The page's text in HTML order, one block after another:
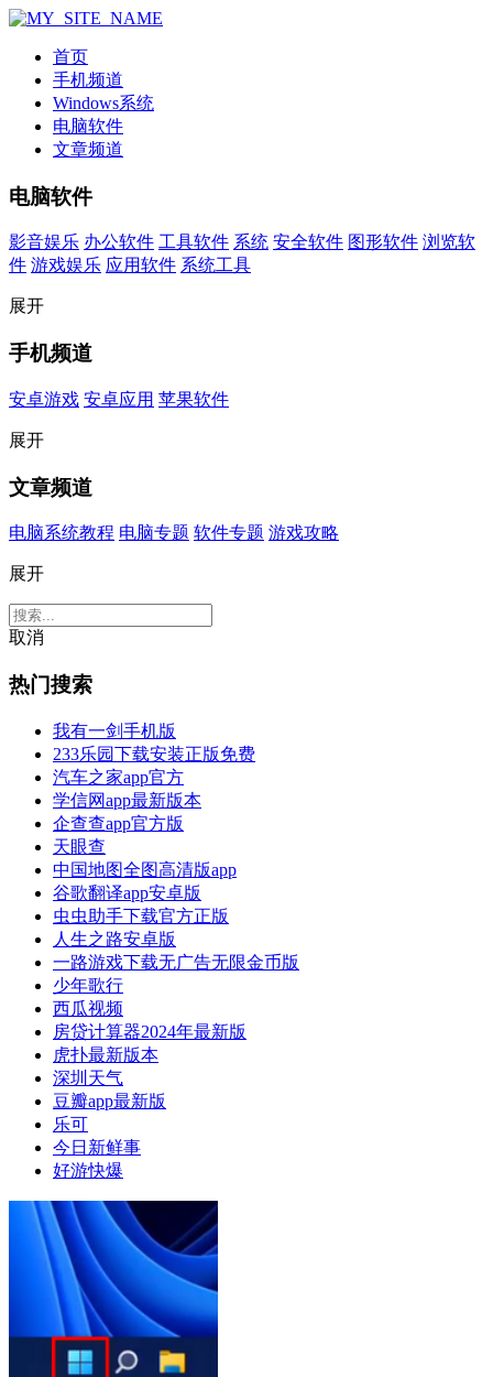
首页
手机频道
Windows系统
电脑软件
文章频道
电脑软件
影音娱乐 办公软件 工具软件 系统 安全软件 图形软件 浏览软
件 游戏娱乐 应用软件 系统工具
展开
手机频道
安卓游戏 安卓应用 苹果软件
展开
文章频道
电脑系统教程 电脑专题 软件专题 游戏攻略
展开
取消
热门搜索
我有一剑手机版
233乐园下载安装正版免费
汽车之家app官方
学信网app最新版本
企查查app官方版
天眼查
中国地图全图高清版app
谷歌翻译app安卓版
虫虫助手下载官方正版
人生之路安卓版
一路游戏下载无广告无限金币版
少年歌行
西瓜视频
房贷计算器2024年最新版
虎扑最新版本
深圳天气
豆瓣app最新版
乐可
今日新鲜事
好游快爆